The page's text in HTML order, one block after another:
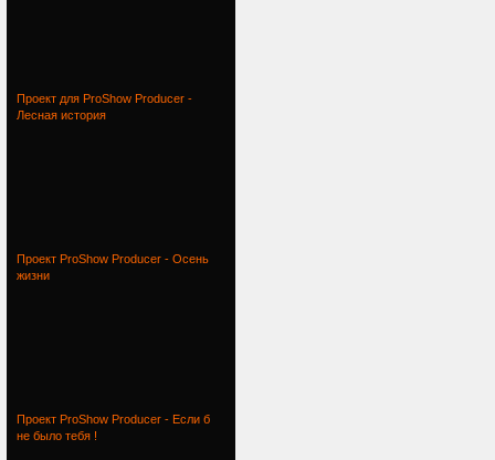
Проект для ProShow Producer -
Лесная история
Проект ProShow Producer - Осень
жизни
Проект ProShow Producer - Если б
не было тебя !